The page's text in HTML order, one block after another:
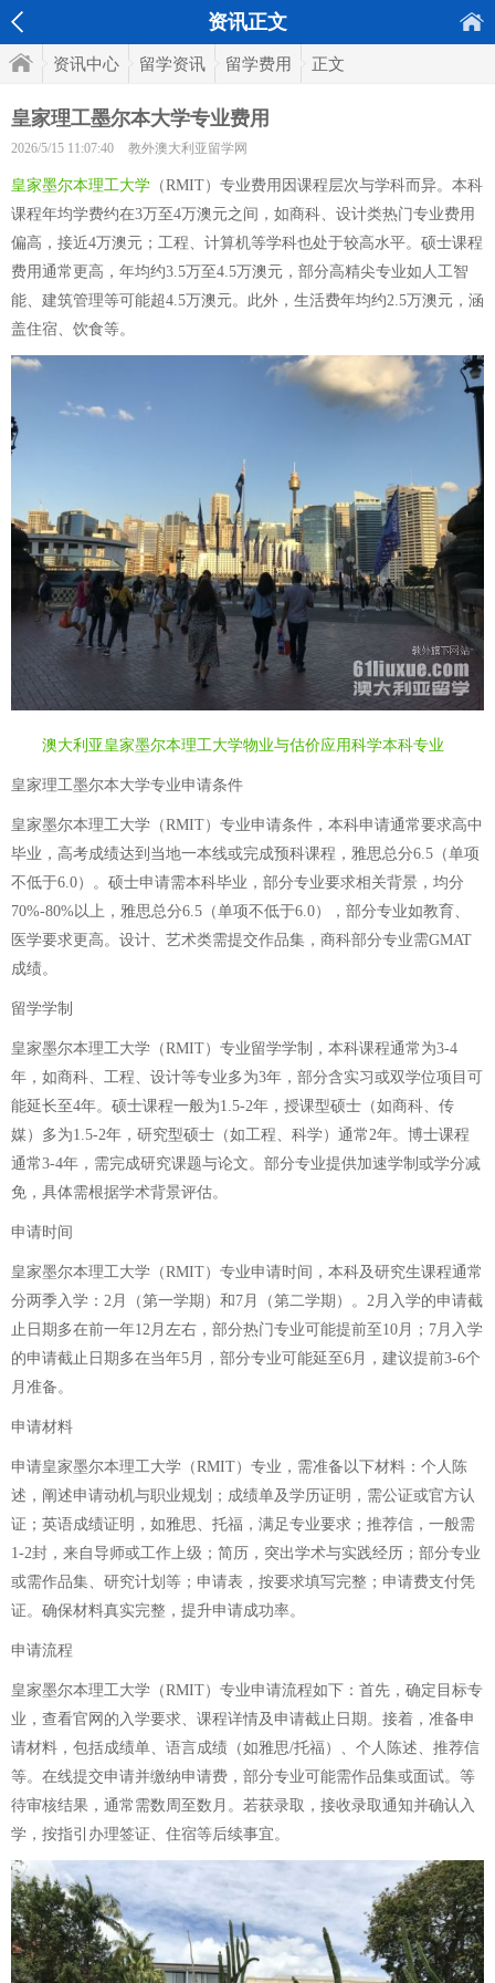
资讯正文
资讯中心 留学资讯 留学费用 正文
皇家理工墨尔本大学专业费用
2026/5/15 11:07:40 教外澳大利亚留学网
皇家墨尔本理工大学 （RMIT）专业费用因课程层次与学科而异。本科
课程年均学费约在3万至4万澳元之间，如商科、设计类热门专业费用
偏高，接近4万澳元；工程、计算机等学科也处于较高水平。硕士课程
费用通常更高，年均约3.5万至4.5万澳元，部分高精尖专业如人工智
能、建筑管理等可能超4.5万澳元。此外，生活费年均约2.5万澳元，涵
盖住宿、饮食等。
澳大利亚皇家墨尔本理工大学物业与估价应用科学本科专业
皇家理工墨尔本大学专业申请条件
皇家墨尔本理工大学（RMIT）专业申请条件，本科申请通常要求高中
毕业，高考成绩达到当地一本线或完成预科课程，雅思总分6.5（单项
不低于6.0）。硕士申请需本科毕业，部分专业要求相关背景，均分
70%-80%以上，雅思总分6.5（单项不低于6.0），部分专业如教育、
医学要求更高。设计、艺术类需提交作品集，商科部分专业需GMAT
成绩。
留学学制
皇家墨尔本理工大学（RMIT）专业留学学制，本科课程通常为3-4
年，如商科、工程、设计等专业多为3年，部分含实习或双学位项目可
能延长至4年。硕士课程一般为1.5-2年，授课型硕士（如商科、传
媒）多为1.5-2年，研究型硕士（如工程、科学）通常2年。博士课程
通常3-4年，需完成研究课题与论文。部分专业提供加速学制或学分减
免，具体需根据学术背景评估。
申请时间
皇家墨尔本理工大学（RMIT）专业申请时间，本科及研究生课程通常
分两季入学：2月（第一学期）和7月（第二学期）。2月入学的申请截
止日期多在前一年12月左右，部分热门专业可能提前至10月；7月入学
的申请截止日期多在当年5月，部分专业可能延至6月，建议提前3-6个
月准备。
申请材料
申请皇家墨尔本理工大学（RMIT）专业，需准备以下材料：个人陈
述，阐述申请动机与职业规划；成绩单及学历证明，需公证或官方认
证；英语成绩证明，如雅思、托福，满足专业要求；推荐信，一般需
1-2封，来自导师或工作上级；简历，突出学术与实践经历；部分专业
或需作品集、研究计划等；申请表，按要求填写完整；申请费支付凭
证。确保材料真实完整，提升申请成功率。
申请流程
皇家墨尔本理工大学（RMIT）专业申请流程如下：首先，确定目标专
业，查看官网的入学要求、课程详情及申请截止日期。接着，准备申
请材料，包括成绩单、语言成绩（如雅思/托福）、个人陈述、推荐信
等。在线提交申请并缴纳申请费，部分专业可能需作品集或面试。等
待审核结果，通常需数周至数月。若获录取，接收录取通知并确认入
学，按指引办理签证、住宿等后续事宜。